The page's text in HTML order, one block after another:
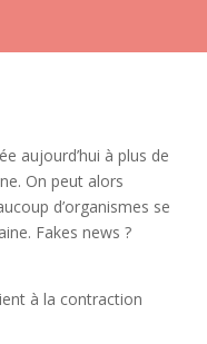
aujourd’hui à plus de
On peut alors
d’organismes se
Fakes news ?
à la contraction